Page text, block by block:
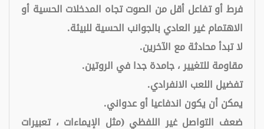
فرط أو تفاعل أقل من الصوت تجاه المدخلات الحسية أو
الاهتمام غير العادي بالجوانب الحسية للبيئة.
لا تبدأ محادثة مع الآخرين.
مقاومة للتغيير ، جامدة جدا في الروتين.
تفضيل اللعب الانفرادي.
يمكن أن يكون اندفاعيا أو عدواني.
ضعف التواصل غير اللفظي (مثل الإيماءات ، تعبيرات